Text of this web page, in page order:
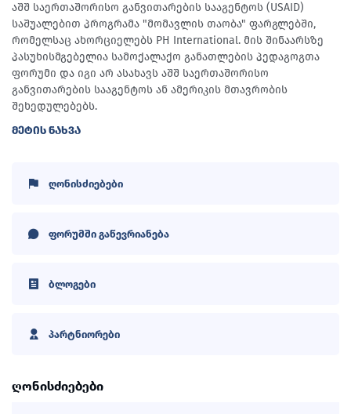
აშშ საერთაშორისო განვითარების სააგენტოს (USAID)
საშუალებით პროგრამა "მომავლის თაობა" ფარგლებში,
რომელსაც ახორციელებს PH International. მის შინაარსზე
პასუხისმგებელია სამოქალაქო განათლების პედაგოგთა
ფორუმი და იგი არ ასახავს აშშ საერთაშორისო
განვითარების სააგენტოს ან ამერიკის მთავრობის
შეხედულებებს.
ᲛᲔᲢᲘᲡ ᲜᲐᲮᲕᲐ
ღონისძიებები
ფორუმში გაწევრიანება
ბლოგები
პარტნიორები
ღონისძიებები